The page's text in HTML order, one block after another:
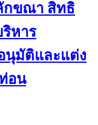
กขณา สิทธิ
หาร
นุมัติและแต่ง
อน